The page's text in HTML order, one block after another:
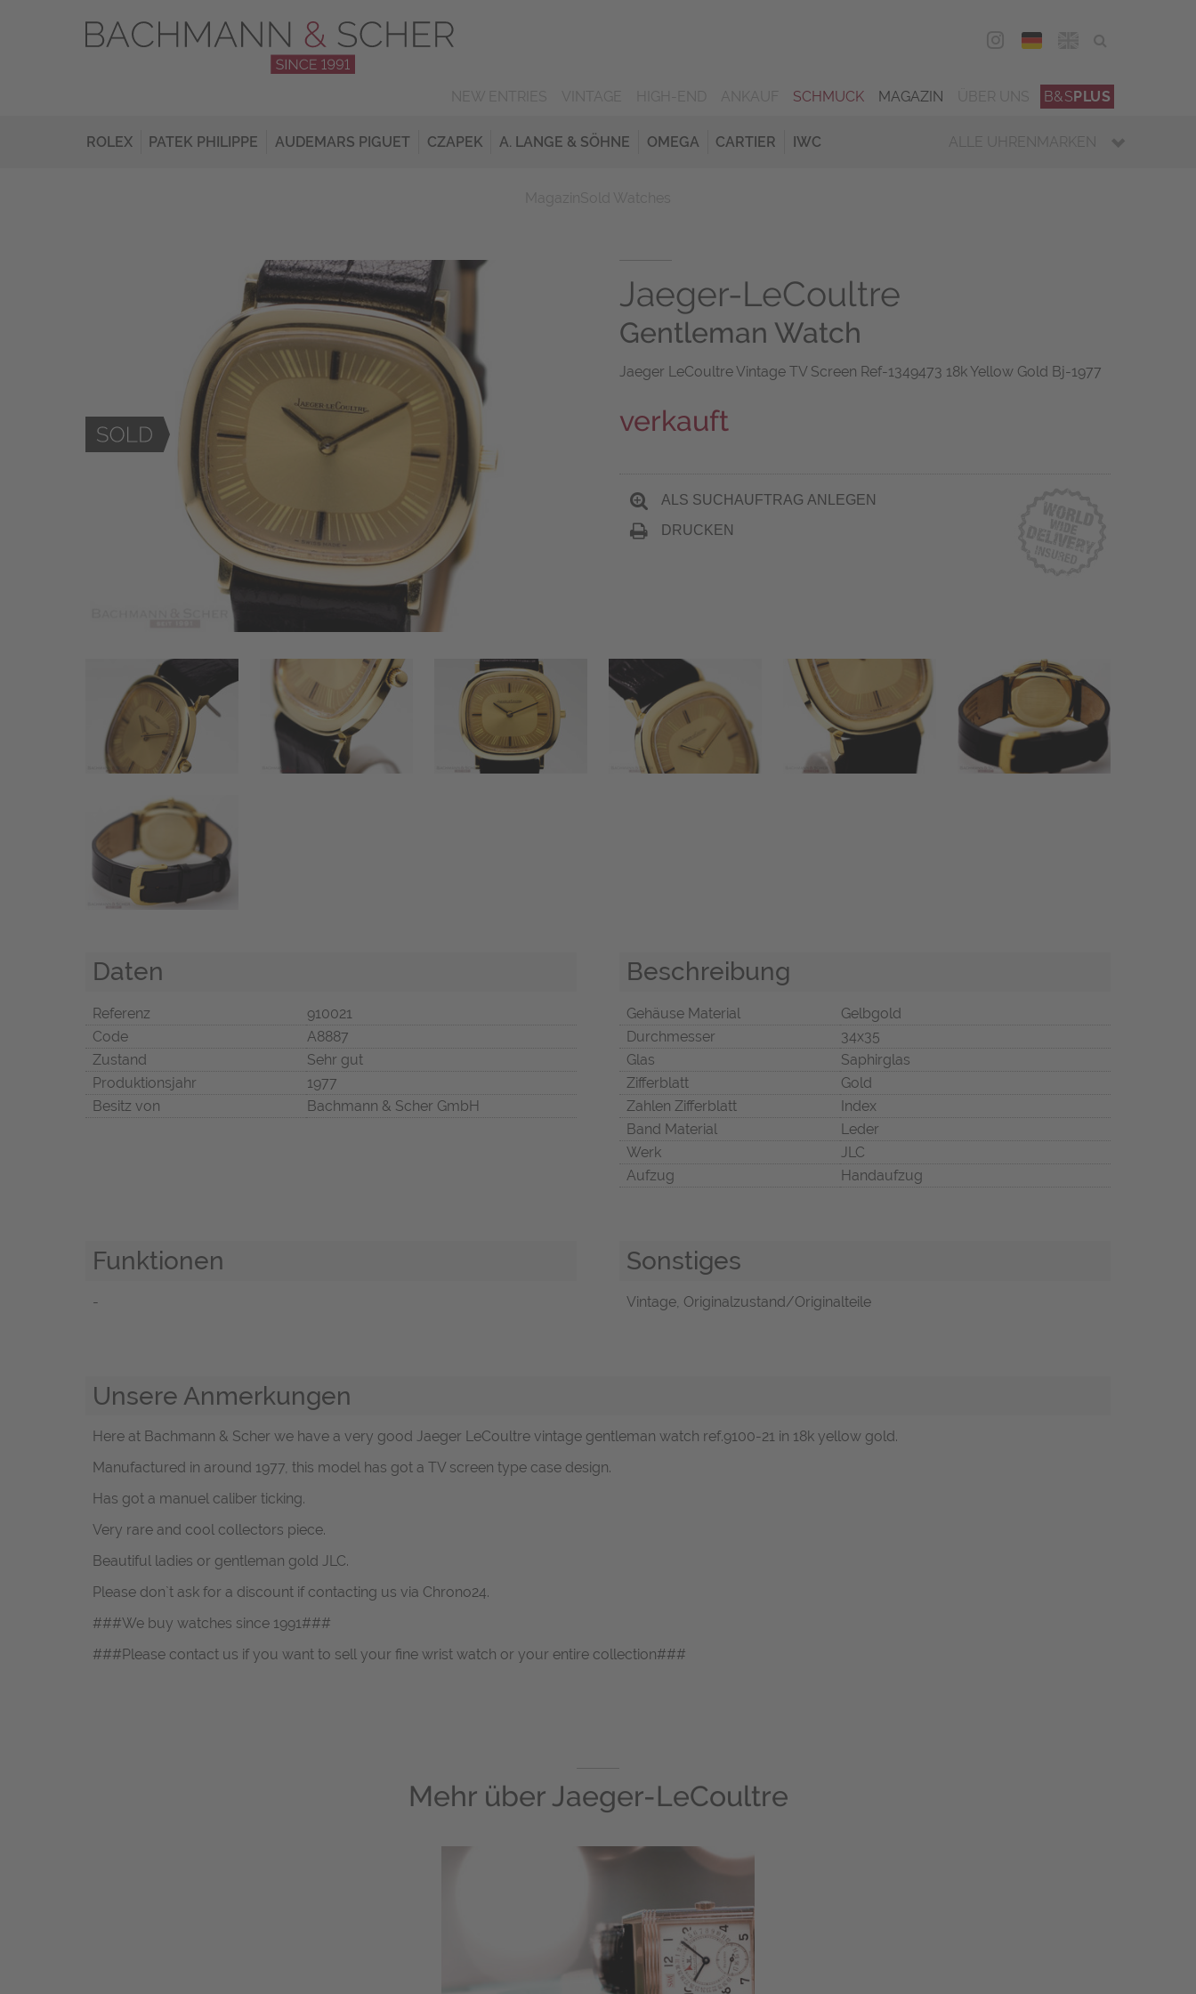
DEU
SCHMUCK MAGAZIN B&SPLUS
ROLEX PATEK PHILIPPE AUDEMARS PIGUET CZAPEK A. LANGE & SÖHNE OMEGA CARTIER IWC ALLE UHRENMARKEN
Jaeger-LeCoultre
Gentleman Watch
Jaeger LeCoultre Vintage TV Screen Ref-1349473 18k Yellow Gold Bj-1977
verkauft
ALS SUCHAUFTRAG ANLEGEN
DRUCKEN
Daten
Referenz
910021
Code
A8887
Zustand
Sehr gut
Produktionsjahr
1977
Besitz von
Bachmann & Scher GmbH
Beschreibung
Gehäuse Material
Gelbgold
Durchmesser
34x35
Glas
Saphirglas
Zifferblatt
Gold
Zahlen Zifferblatt
Index
Band Material
Leder
Werk
JLC
Aufzug
Handaufzug
Funktionen
-
Sonstiges
Vintage, Originalzustand/Originalteile
Unsere Anmerkungen
Here at Bachmann & Scher we have a very good Jaeger LeCoultre vintage gentleman watch ref.9100-21 in 18k yellow gold.
Manufactured in around 1977, this model has got a TV screen type case design.
Has got a manuel caliber ticking.
Very rare and cool collectors piece.
Beautiful ladies or gentleman gold JLC.
Please don`t ask for a discount if contacting us via Chrono24.
###We buy watches since 1991###
###Please contact us if you want to sell your fine wrist watch or your entire collection###
Mehr überJaeger-LeCoultre